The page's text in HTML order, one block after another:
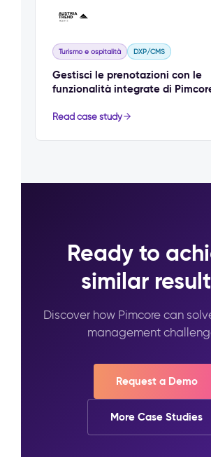
Turismo e ospitalità DXP/CMS
Gestisci le prenotazioni con le
funzionalità integrate di
Read case study
Ready to
similar
Discover how Pimcore can
management
Request a Demo
More Case Studies